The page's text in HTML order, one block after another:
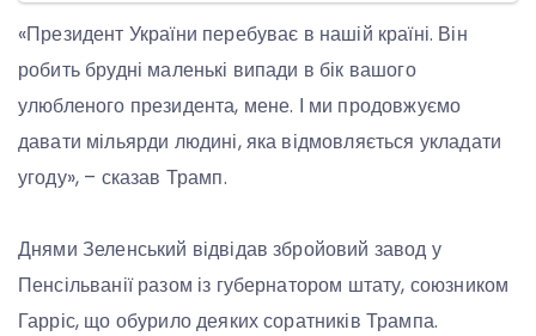
«Президент України перебуває в нашій країні. Він
робить брудні маленькі випади в бік вашого
улюбленого президента, мене. І ми продовжуємо
давати мільярди людині, яка відмовляється укладати
угоду», – сказав Трамп.
Днями Зеленський відвідав збройовий завод у
Пенсільванії разом із губернатором штату, союзником
Гарріс, що обурило деяких соратників Трампа.